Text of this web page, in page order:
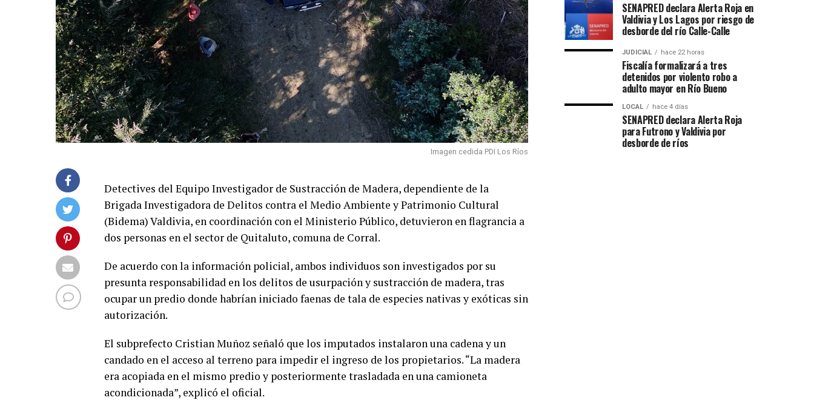
Imagen cedida PDI Los Ríos
Detectives del Equipo Investigador de Sustracción de Madera, dependiente de la
Brigada Investigadora de Delitos contra el Medio Ambiente y Patrimonio Cultural
(Bidema) Valdivia, en coordinación con el Ministerio Público, detuvieron en flagrancia a
dos personas en el sector de Quitaluto, comuna de Corral.
De acuerdo con la información policial, ambos individuos son investigados por su
presunta responsabilidad en los delitos de usurpación y sustracción de madera, tras
ocupar un predio donde habrían iniciado faenas de tala de especies nativas y exóticas sin
autorización.
El subprefecto Cristian Muñoz señaló que los imputados instalaron una cadena y un
candado en el acceso al terreno para impedir el ingreso de los propietarios. “La madera
era acopiada en el mismo predio y posteriormente trasladada en una camioneta
acondicionada”, explicó el oficial.
SENAPRED declara Alerta Roja en
Valdivia y Los Lagos por riesgo de
desborde del río Calle-Calle
JUDICIAL hace 22 horas
Fiscalía formalizará a tres
detenidos por violento robo a
adulto mayor en Río Bueno
LOCAL hace 4 días
SENAPRED declara Alerta Roja
para Futrono y Valdivia por
desborde de ríos